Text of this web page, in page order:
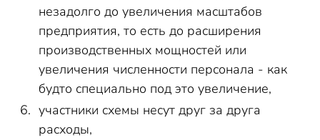
незадолго до увеличения масштабов
предприятия, то есть до расширения
производственных мощностей или
увеличения численности персонала - как
будто специально под это увеличение,
участники схемы несут друг за друга
расходы,